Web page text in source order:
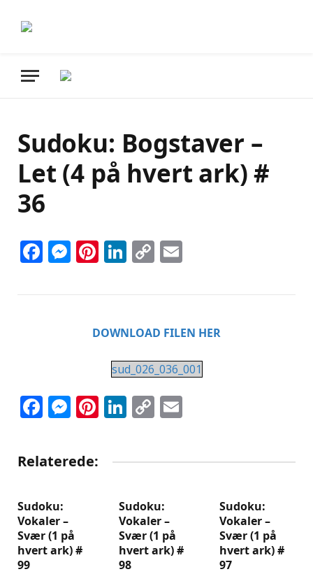
Sudoku: Bogstaver –
Let (4 på hvert ark) #
36
Facebook
Messenger
Pinterest
LinkedIn
Copy
DOWNLOAD FILEN HER
sud_026_036_001
Facebook
Messenger
Pinterest
LinkedIn
Copy
Relaterede:
Sudoku:
Vokaler –
Svær (1 på
hvert ark) #
99
Sudoku:
Vokaler –
Svær (1 på
hvert ark) #
98
Sudoku:
Vokaler –
Svær (1 på
hvert ark) #
97